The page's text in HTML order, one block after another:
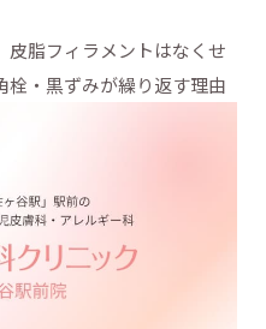
皮脂フィラメントはなくせ
栓・黒ずみが繰り返す理由